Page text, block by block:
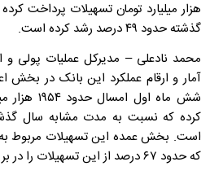
هزار میلیارد تومان تسهیلات پرداخت
گذشته حدود ۴۹ درصد رشد کرده است.
محمد نادعلی – مدیرکل عملیات پولی و
آمار و ارقام عملکرد این بانک در بخش
شش ماه
است. بخش عمده این تسهیلات مربوط
که حدود ۶۷ درصد از این تسهیلات را در بر می‌گیرد.